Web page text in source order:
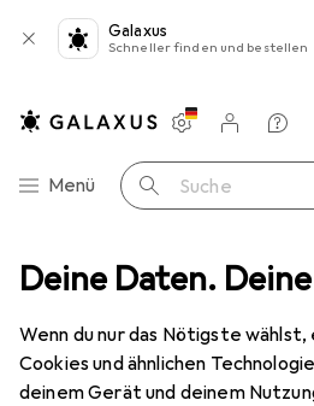
Deine Daten.
Wenn du nur das Nötigste
Cookies und ähnlichen
deinem Gerät und deinem
Galaxus
Schneller finden und bestellen
Navigation nach Kategorien
Menü Suche
Einstellungen
Kundenkonto
Vergleichslisten
Merklisten
Warenkorb
MV-Medizin
Kategorien